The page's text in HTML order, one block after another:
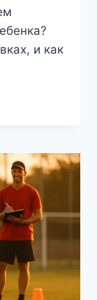
и как